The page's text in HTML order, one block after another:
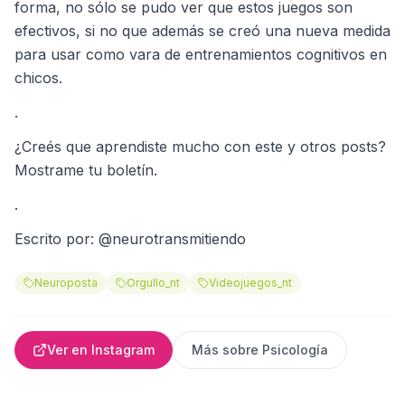
forma, no sólo se pudo ver que estos juegos son
efectivos, si no que además se creó una nueva medida
para usar como vara de entrenamientos cognitivos en
chicos.
.
¿Creés que aprendiste mucho con este y otros posts?
Mostrame tu boletín.
.
Escrito por: @neurotransmitiendo
Neuroposta Orgullo_nt Videojuegos_nt
Ver en Instagram Más sobre Psicología